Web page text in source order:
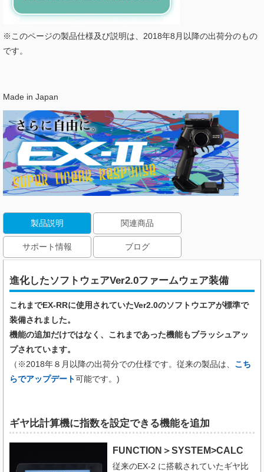
※このページの製品仕様及び説明は、2018年8月以降の出荷分のもの
です。
Made in Japan
製品説明 関連商品
サポート情報 ブログ
進化したソフトウェアVer2.0ファームウェア装備
これまでEX-RRに使用されていたVer2.0のソフトウエアが標準で
装備されました。
機能の追加だけではなく、これまであった機能もブラッシュアッ
プされています。
（​※2018年８月以降の出荷分での仕様です。従来の製品は、 こち
らでアップデート可能です。)
ギヤ比計算機に指数を設定できる機能を追加
FUNCTION＞SYSTEM>CALC
従来のEX-2 に搭載されていたギヤ比